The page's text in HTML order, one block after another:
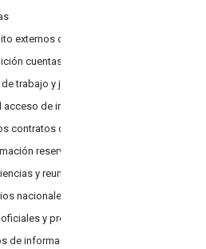
externos o internos
cuentas
trabajo y justificativos de movilización
de información publica
contratos colectivos vigentes y reformas
reservada
y reuniones de autoridades
nacionales e internacionales
y protocolares
de información frecuente y complementaria